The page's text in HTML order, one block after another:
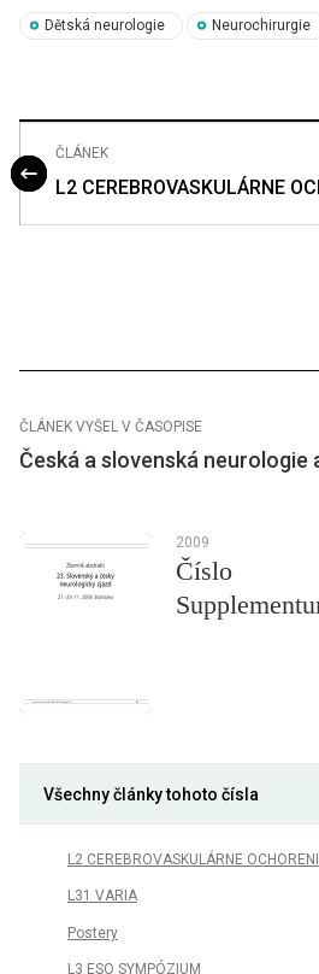
Dětská neurologie Neurochirurgie
ČLÁNEK
L2 CEREBROVASKULÁRNE
ČLÁNEK VYŠEL V ČASOPISE
Česká a slovenská neurologie
2009
Číslo
Všechny články tohoto čísla
L2 CEREBROVASKULÁRNE
L31 VARIA
Postery
L3 ESO SYMPÓZIUM